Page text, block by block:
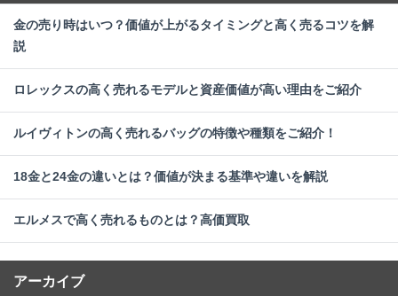
金の売り時はいつ？価値が上がるタイミングと高く売るコツを解
説
ロレックスの高く売れるモデルと資産価値が高い理由をご紹介
ルイヴィトンの高く売れるバッグの特徴や種類をご紹介！
18金と24金の違いとは？価値が決まる基準や違いを解説
エルメスで高く売れるものとは？高価買取
アーカイブ